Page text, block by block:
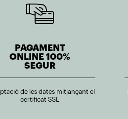
PAGAMENT
ONLINE 100%
SEGUR
de les dates mitjançant el
certificat SSL